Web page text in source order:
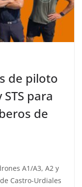
de piloto
para
de
A1/A3, A2 y
Castro-Urdiales